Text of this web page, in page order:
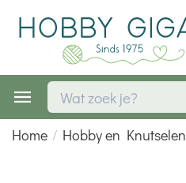
Home / Hobby en Knutselen